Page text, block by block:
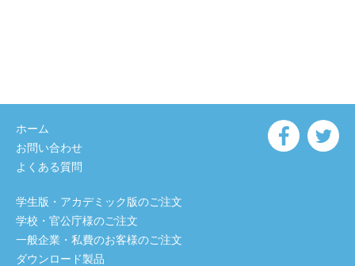
ホーム
お問い合わせ
よくある質問
学生版・アカデミック版のご注文
学校・官公庁様のご注文
一般企業・私費のお客様のご注文
ダウンロード製品